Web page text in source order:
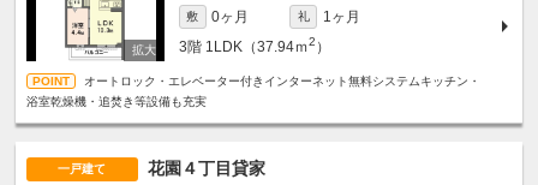
敷 0ヶ月 礼
1ヶ月
3階 1LDK（37.94ｍ2 ）
オートロック・エレベーター付きインターネット無料システムキッチン・
浴室乾燥機・追焚き等設備も充実
一戸建て 花園４丁目貸家